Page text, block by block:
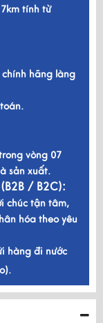
tính từ
hãng làng
vòng 07
sản xuất.
/ B2C):
chúc tận tâm,
hóa theo yêu
hàng đi nước